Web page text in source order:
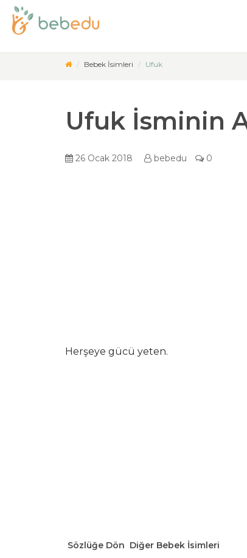
Bebek İsimleri Ufuk
Ufuk İsminin
26 Ocak 2018 bebedu 0
Herşeye gücü yeten.
Sözlüğe Dön Diğer Bebek İsimleri